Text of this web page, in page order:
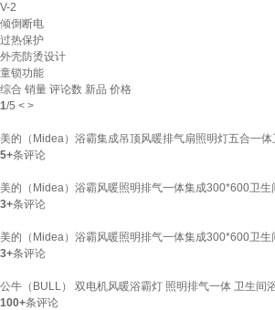
V-2
倾倒断电
过热保护
外壳防烫设计
童锁功能
综合 销量 评论数 新品 价格
1/5 < >
美的（Midea）浴霸集成吊顶风暖排气扇照明灯五合一
5+条评论
美的（Midea）浴霸风暖照明排气一体集成300*600卫
3+条评论
美的（Midea）浴霸风暖照明排气一体集成300*600卫
3+条评论
公牛（BULL） 双电机风暖浴霸灯 照明排气一体 卫生
100+条评论